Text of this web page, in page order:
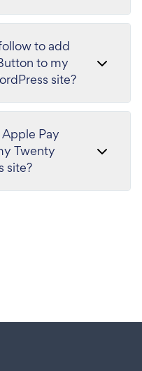
to add
to my
site?
Pay
Twenty
site?